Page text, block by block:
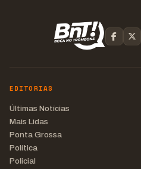
EDITORIAS
Últimas Notícias
Mais Lidas
Ponta Grossa
Política
Policial